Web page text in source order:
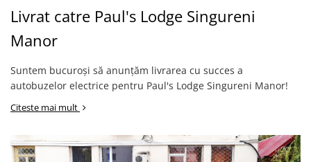
Livrat catre Paul's Lodge Singureni
Manor
Suntem bucuroși să anunțăm livrarea cu succes a
autobuzelor electrice pentru Paul's Lodge Singureni Manor!
Citeste mai mult